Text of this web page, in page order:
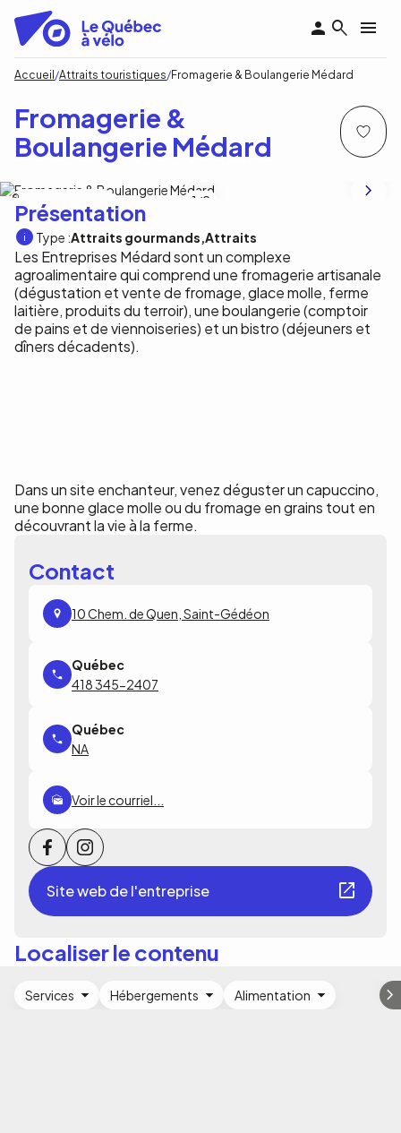
contenu
principal
Fil
d'Ariane
Accueil Attraits touristiques Fromagerie & Boulangerie Médard
Fromagerie &
Boulangerie Médard
Pas de crédit
1 /2
Présentation
Type :Attraits gourmands Attraits
Les Entreprises Médard sont un complexe
agroalimentaire qui comprend une fromagerie artisanale
(dégustation et vente de fromage, glace molle, ferme
laitière, produits du terroir), une boulangerie (comptoir
de pains et de viennoiseries) et un bistro (déjeuners et
dîners décadents).
Dans un site enchanteur, venez déguster un capuccino,
une bonne glace molle ou du fromage en grains tout en
découvrant la vie à la ferme.
Contact
10 Chem. de Quen, Saint-Gédéon
418 345-2407
NA
Voir le courriel...
Site web de l'entreprise
Localiser le contenu
Services Hébergements Alimentation